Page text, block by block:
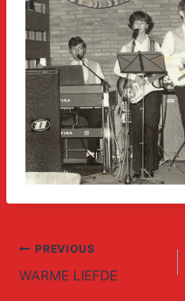
Post
navigation
PREVIOUS
WARME LIEFDE